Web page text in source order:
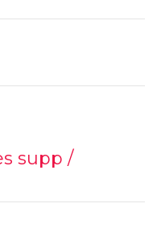
supp /